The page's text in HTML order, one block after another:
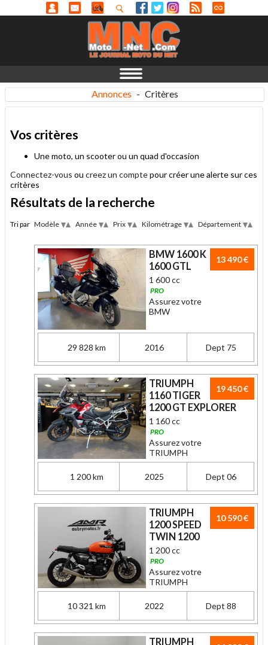
Annonces - Critères
Vos critères
Une moto, un scooter ou un quad d'occasion
Connectez-vous ou creez un comptepour créer une alerte sur ces
critères
Résultats de la recherche
Tri par Modèle AscDesc
Année AscDesc
Prix AscDesc
Kilométrage AscDesc
Département Asc
13 490 €
BMW 1600 K
1600 GTL
1 600 cc
PRO
Assurez votre
BMW
29 828 km 2016 Dept 75
19 450 €
TRIUMPH
1160 TIGER
1200 GT EXPLORER
1 160 cc
PRO
Assurez votre
TRIUMPH
1 200 km 2025 Dept 06
10 590 €
TRIUMPH
1200 SPEED
TWIN 1200
1 200 cc
PRO
Assurez votre
TRIUMPH
10 321 km 2022 Dept 88
TRIUMPH